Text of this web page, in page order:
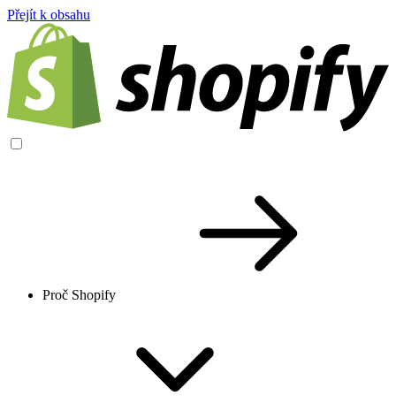
Přejít k obsahu
Proč Shopify